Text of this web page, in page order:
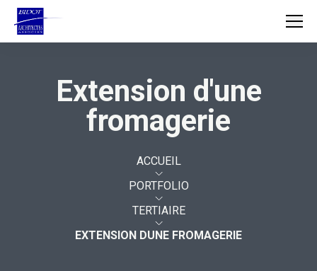
Extension d'une
fromagerie
ACCUEIL
PORTFOLIO
TERTIAIRE
EXTENSION DUNE FROMAGERIE